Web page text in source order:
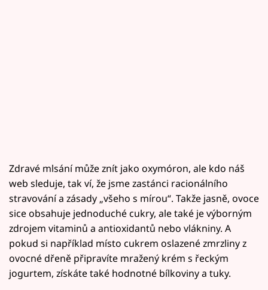
Zdravé mlsání může znít jako oxymóron, ale kdo náš
web sleduje, tak ví, že jsme zastánci racionálního
stravování a zásady „všeho s mírou“. Takže jasně, ovoce
sice obsahuje jednoduché cukry, ale také je výborným
zdrojem vitaminů a antioxidantů nebo vlákniny. A
pokud si například místo cukrem oslazené zmrzliny z
ovocné dřeně připravíte mražený krém s řeckým
jogurtem, získáte také hodnotné bílkoviny a tuky.